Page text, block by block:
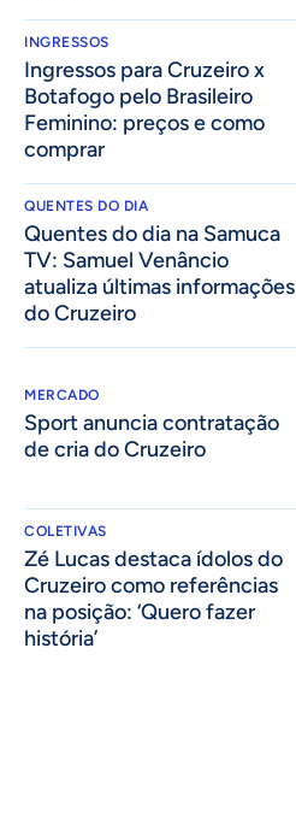
INGRESSOS
Ingressos para Cruzeiro x
Botafogo pelo Brasileiro
Feminino: preços e como
comprar
QUENTES DO DIA
Quentes do dia na Samuca
TV: Samuel Venâncio
atualiza últimas informações
do Cruzeiro
MERCADO
Sport anuncia contratação
de cria do Cruzeiro
COLETIVAS
Zé Lucas destaca ídolos do
Cruzeiro como referências
na posição: ‘Quero fazer
história’